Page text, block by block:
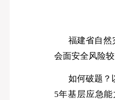
福建省自然
会面安全风险
如何破题？
5年基层应急